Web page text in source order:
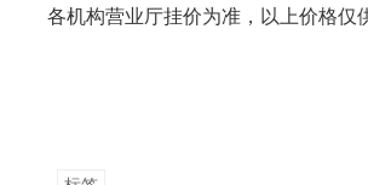
各机构营业厅挂价为准，以上价格仅